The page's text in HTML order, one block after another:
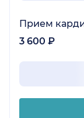
Прием
3 600 ₽